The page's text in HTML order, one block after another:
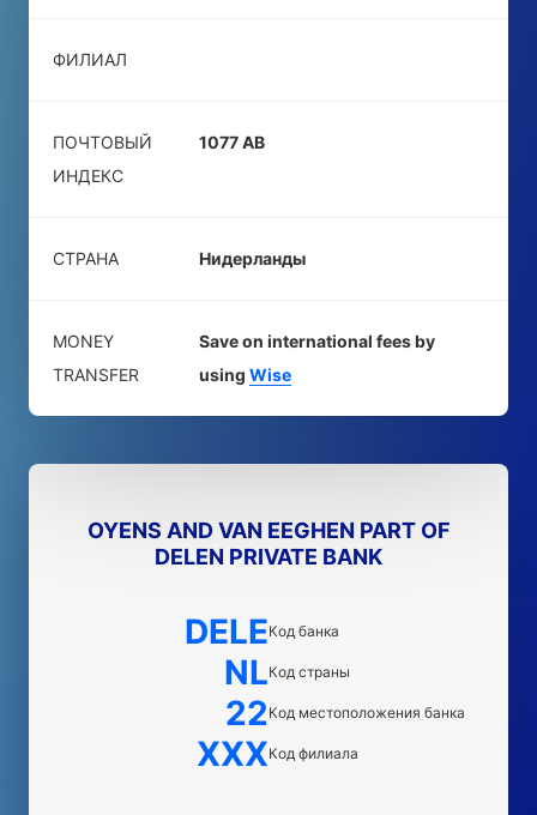
ФИЛИАЛ
ПОЧТОВЫЙ
ИНДЕКС
1077 AB
СТРАНА Нидерланды
MONEY
TRANSFER
Save on international fees by
using Wise
OYENS AND VAN EEGHEN PART OF
DELEN PRIVATE BANK
DELEКод банка
NLКод страны
22Код местоположения банка
XXXКод филиала